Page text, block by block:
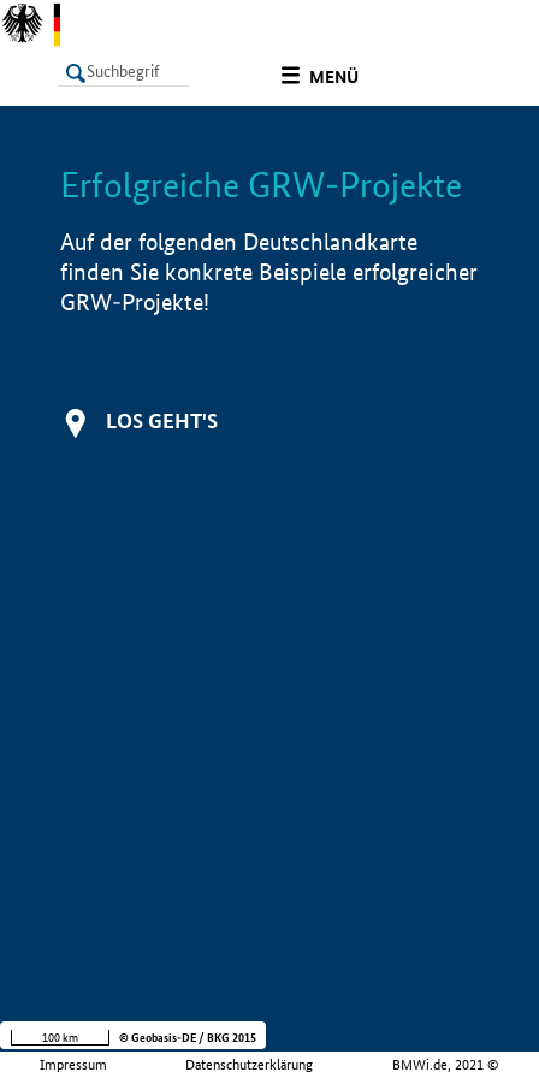
MENÜ
LISTE Info
Erfolgreiche GRW-Projekte
Auf der folgenden Deutschlandkarte
finden Sie konkrete Beispiele erfolgreicher
GRW-Projekte!
LOS GEHT'S
Impressum Datenschutzerklärung BMWi.de, 2021 ©
100 km © Geobasis-DE / BKG 2015